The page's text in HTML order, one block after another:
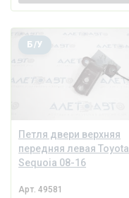
Петля двери верхняя
передняя левая Toyota
Sequoia 08-16
Б/У
Арт.49581